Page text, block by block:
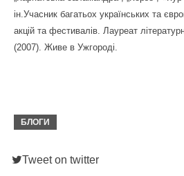
ін.Учасник багатьох українських та
акцій та фестивалів. Лауреат
(2007). Живе в Ужгороді.
БЛОГИ
Tweet on twitter